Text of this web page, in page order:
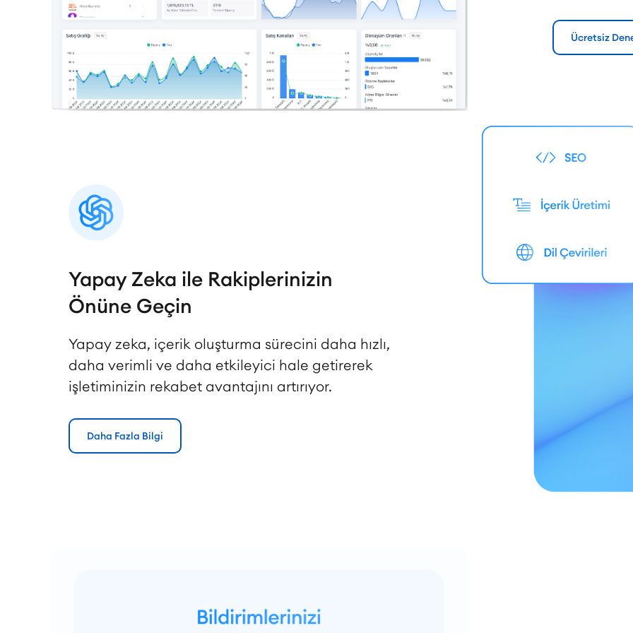
Ücretsiz
Yapay Zeka ile Rakiplerinizin
Önüne Geçin
Yapay zeka, içerik oluşturma sürecini daha hızlı,
daha verimli ve daha etkileyici hale getirerek
işletiminizin rekabet avantajını artırıyor.
Daha Fazla Bilgi